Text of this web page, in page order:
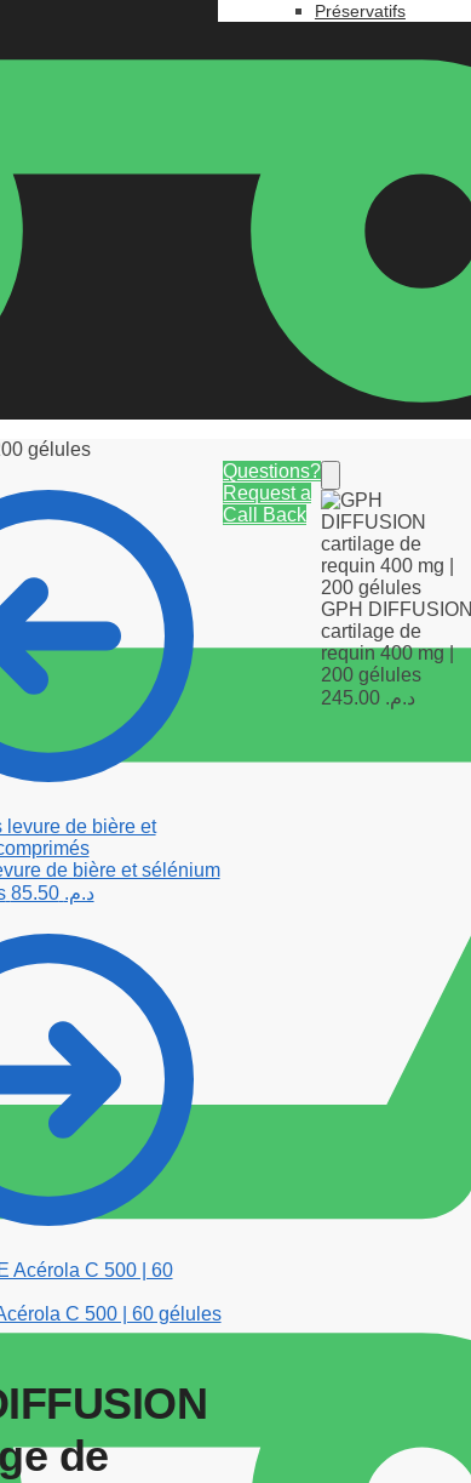
Préservatifs
gélules
de bière et sélénium
د.م. 85.50
C 500 | 60 gélules
de
Questions?
Request a
Call Back
GPH DIFFUSION
cartilage de
requin 400 mg |
200 gélules
د.م.